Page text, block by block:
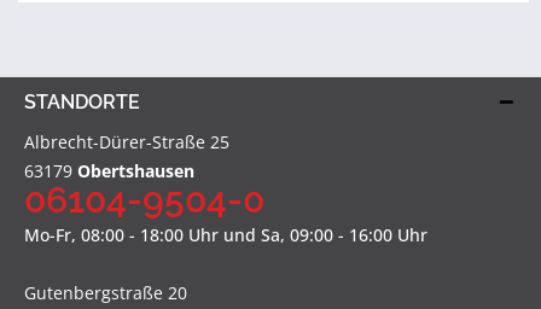
STANDORTE
Albrecht-Dürer-Straße 25
63179 Obertshausen
06104-9504-0
Mo-Fr, 08:00 - 18:00 Uhr und Sa, 09:00 - 16:00 Uhr
Gutenbergstraße 20